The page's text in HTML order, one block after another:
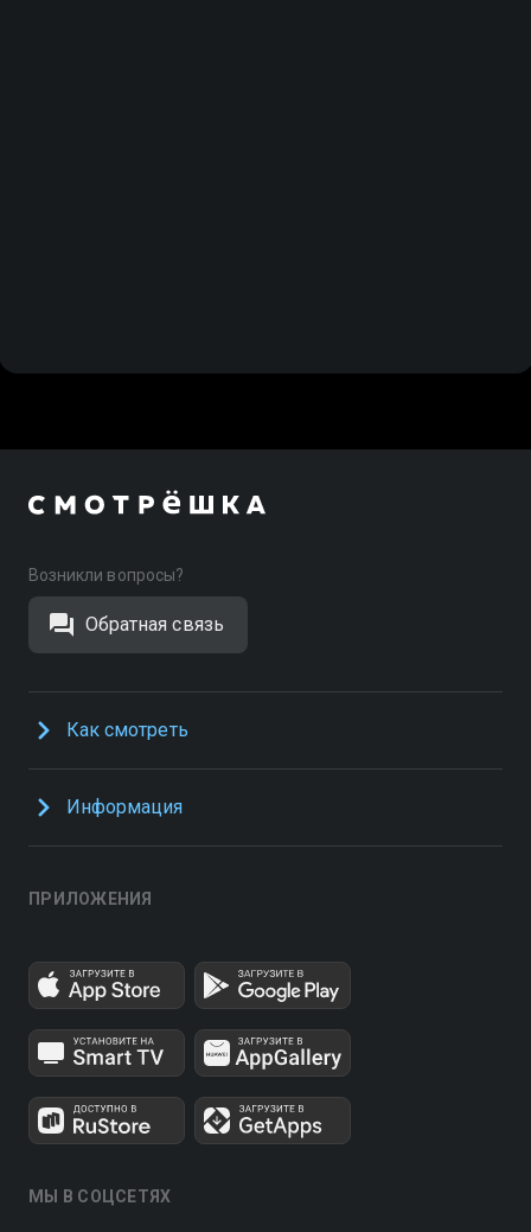
Возникли вопросы?
Обратная связь
Как смотреть
Информация
ПРИЛОЖЕНИЯ
МЫ В СОЦСЕТЯХ